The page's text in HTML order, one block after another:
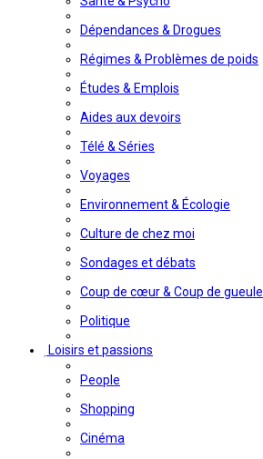
Dépendances & Drogues
Régimes & Problèmes de poids
Études & Emplois
Aides aux devoirs
Télé & Séries
Voyages
Environnement & Écologie
Culture de chez moi
Sondages et débats
Coup de cœur & Coup de gueule
Politique
Loisirs et passions
People
Shopping
Cinéma